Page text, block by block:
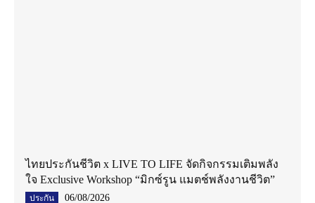
ไทยประกันชีวิต x LIVE TO LIFE จัดกิจกรรมเติมพลัง
ใจ Exclusive Workshop “มิกซ์รูน แมตช์พลังงานชีวิต”
ประกัน 06/08/2026